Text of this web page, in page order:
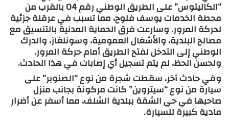
“الكاليتوس” على الطريق الوطني رقم 04 بالقرب من
محطة الخدمات يوسف فلوح، مما تسبب في عرقلة جزئية
لحركة المرور. وسارعت فرق الحماية المدنية بالتنسيق مع
مصالح البلدية، والأشغال العمومية، وسونلغاز، والدرك
الوطني إلى التدخل لفتح الطريق أمام حركة المرور.
ولحسن الحظ، لم يتم تسجيل أي إصابات في هذا الحادث.
وفي حادث آخر، سقطت شجرة من نوع “الصنوبر” على
سيارة من نوع “سيتروين” كانت مركونة بجانب منزل
صاحبها في حي الشقة ببلدية الشلف، مما أسفر عن أضرار
مادية كبيرة للسيارة.